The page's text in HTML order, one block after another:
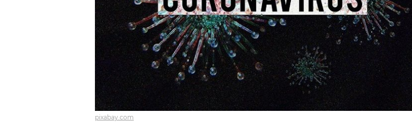
pixabay.com